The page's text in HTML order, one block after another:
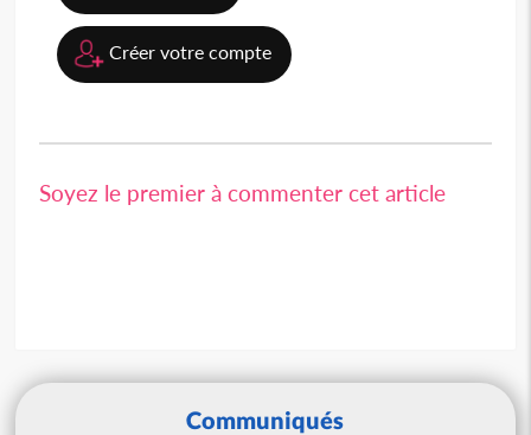
Créer votre compte
Soyez le premier à commenter cet article
Communiqués